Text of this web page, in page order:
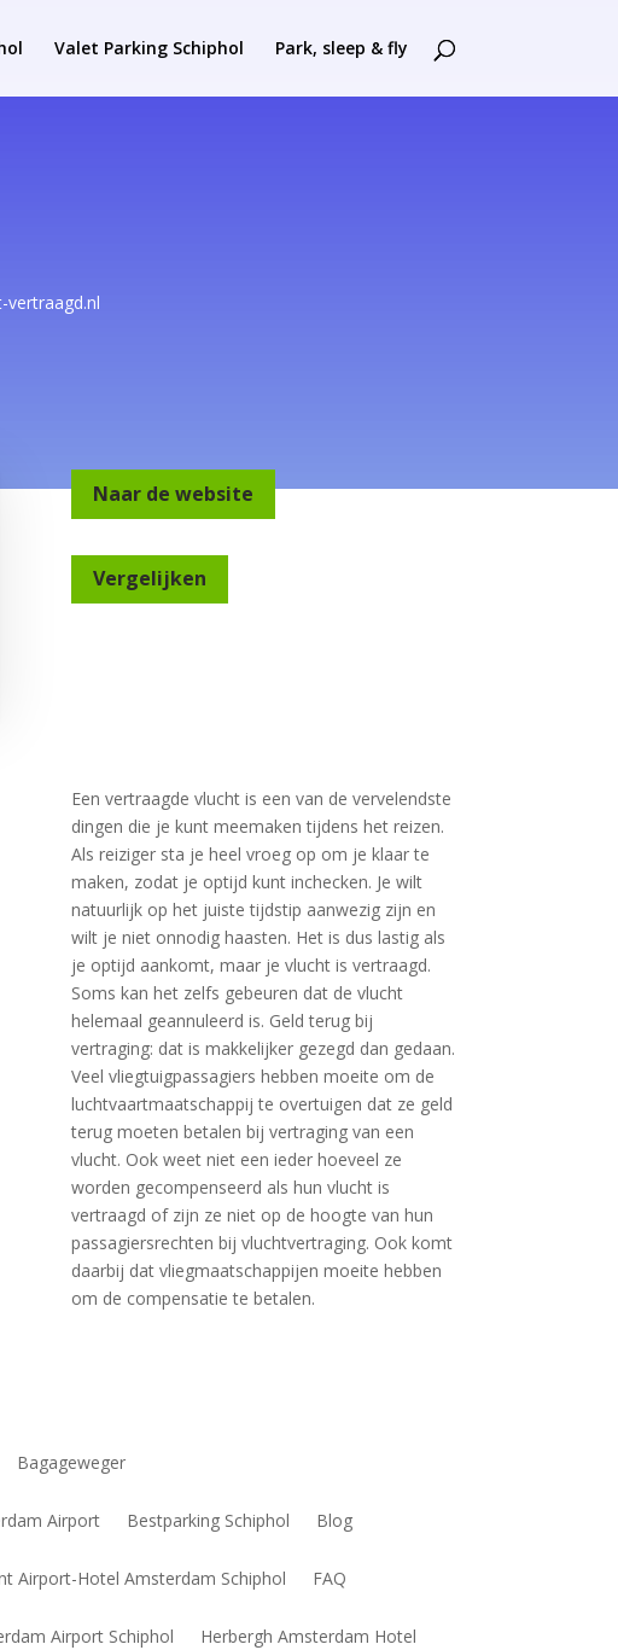
Valet Parking Schiphol Park, sleep & fly
vertraagd.nl
Naar de website
Vergelijken
Een vertraagde vlucht is een van de vervelendste
dingen die je kunt meemaken tijdens het reizen.
Als reiziger sta je heel vroeg op om je klaar te
maken, zodat je optijd kunt inchecken. Je wilt
natuurlijk op het juiste tijdstip aanwezig zijn en
wilt je niet onnodig haasten. Het is dus lastig als
je optijd aankomt, maar je vlucht is vertraagd.
Soms kan het zelfs gebeuren dat de vlucht
helemaal geannuleerd is. Geld terug bij
vertraging: dat is makkelijker gezegd dan gedaan.
Veel vliegtuigpassagiers hebben moeite om de
luchtvaartmaatschappij te overtuigen dat ze geld
terug moeten betalen bij vertraging van een
vlucht. Ook weet niet een ieder hoeveel ze
worden gecompenseerd als hun vlucht is
vertraagd of zijn ze niet op de hoogte van hun
passagiersrechten bij vluchtvertraging. Ook komt
daarbij dat vliegmaatschappijen moeite hebben
om de compensatie te betalen.
Bagageweger
Airport Bestparking Schiphol Blog
Airport-Hotel Amsterdam Schiphol FAQ
Airport Schiphol Herbergh Amsterdam Hotel